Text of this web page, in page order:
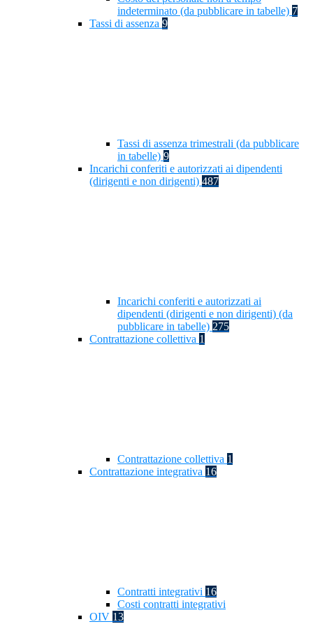
indeterminato (da pubblicare in tabelle) 7
Tassi di assenza 9
Tassi di assenza trimestrali (da pubblicare
in tabelle) 9
Incarichi conferiti e autorizzati ai dipendenti
(dirigenti e non dirigenti) 487
Incarichi conferiti e autorizzati ai
dipendenti (dirigenti e non dirigenti) (da
pubblicare in tabelle) 275
Contrattazione collettiva 1
Contrattazione collettiva 1
Contrattazione integrativa 16
Contratti integrativi 16
Costi contratti integrativi
OIV 13